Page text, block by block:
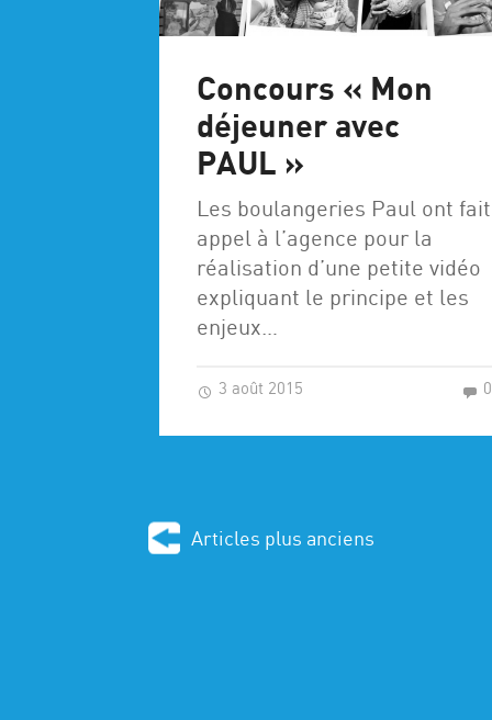
Concours « Mon
déjeuner avec
PAUL »
Les boulangeries Paul ont fait
appel à l’agence pour la
réalisation d’une petite vidéo
expliquant le principe et les
enjeux…
3 août 2015 0
Articles plus anciens